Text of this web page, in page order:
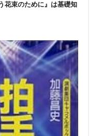
花束のために』は基礎知